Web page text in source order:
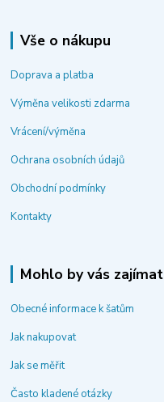
Vše o nákupu
Doprava a platba
Výměna velikosti zdarma
Vrácení/výměna
Ochrana osobních údajů
Obchodní podmínky
Kontakty
Mohlo by vás zajímat
Obecné informace k šatům
Jak nakupovat
Jak se měřit
Často kladené otázky